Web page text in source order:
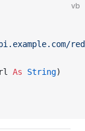
vb
As String)